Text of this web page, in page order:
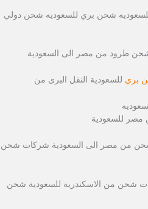
شحن بري للسعوديه شحن دولي
طرود من مصر الى السعودية
بري للسعودية النقل البرى من
مصر للسعودية
من مصر الى السعودية شركات شحن
شحن من الاسكندرية للسعودية شحن